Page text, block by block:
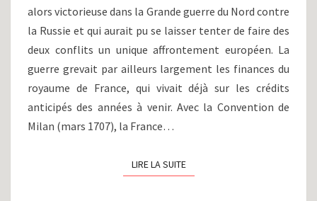
LE
TOURNANT
(1709)
alors victorieuse dans la Grande guerre du Nord contre
la Russie et qui aurait pu se laisser tenter de faire des
deux conflits un unique affrontement européen. La
guerre grevait par ailleurs largement les finances du
royaume de France, qui vivait déjà sur les crédits
anticipés des années à venir. Avec la Convention de
Milan (mars 1707), la France…
LIRE LA SUITELIRE LA SUITE